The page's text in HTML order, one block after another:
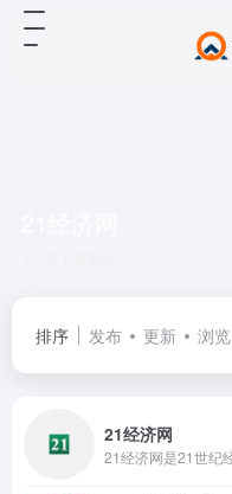
排序 发布 更新 浏览
21经济网